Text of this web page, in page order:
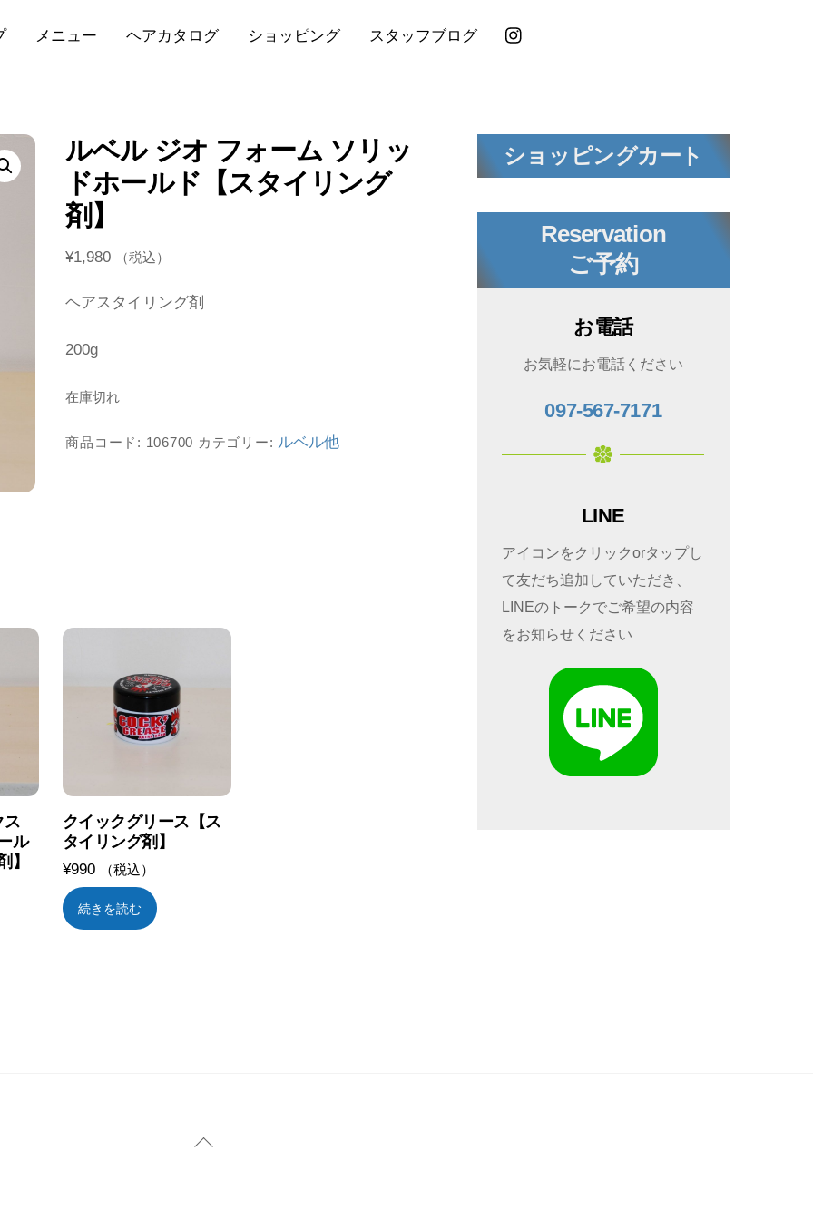
メニュー ヘアカタログ ショッピング スタッフブログ
ルベル ジオ フォーム ソリッ
ドホールド【スタイリング
剤】
¥1,980 （税込）
ヘアスタイリング剤
200g
在庫切れ
商品コード: 106700 カテゴリー: ルベル他
ス
ル
】
クイックグリース【ス
タイリング剤】
¥990 （税込）
続きを読む
ショッピングカート
Reservation
ご予約
お電話
お気軽にお電話ください
097-567-7171
LINE
アイコンをクリックorタップし
て友だち追加していただき、
LINEのトークでご希望の内容
をお知らせください
Back